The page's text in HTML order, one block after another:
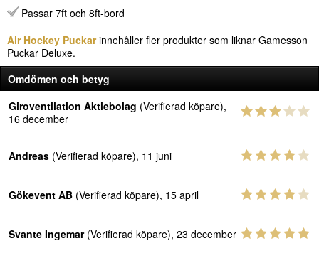
Passar 7ft och 8ft-bord
Air Hockey Puckarinnehåller fler produkter som liknar Gamesson
Puckar Deluxe.
Omdömen och betyg
Giroventilation Aktiebolag (Verifierad köpare),
16 december
Andreas (Verifierad köpare), 11 juni
Gökevent AB (Verifierad köpare), 15 april
Svante Ingemar(Verifierad köpare), 23 december